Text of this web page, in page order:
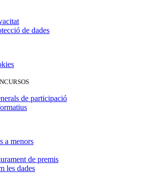
de dades
de participació
a menors
de premis
les dades